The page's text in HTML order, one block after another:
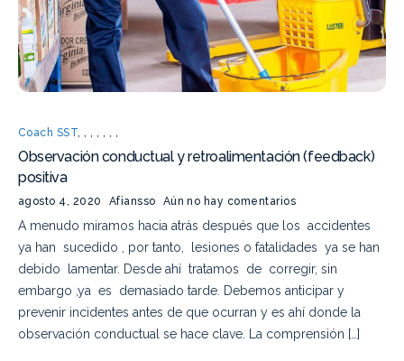
Coach SST,,,,,,,
Observación conductual y retroalimentación (feedback)
positiva
agosto 4, 2020 Afiansso Aún no hay comentarios
A menudo miramos hacia atrás después que los accidentes
ya han sucedido , por tanto, lesiones o fatalidades ya se han
debido lamentar. Desde ahí tratamos de corregir, sin
embargo ,ya es demasiado tarde. Debemos anticipar y
prevenir incidentes antes de que ocurran y es ahí donde la
observación conductual se hace clave. La comprensión […]